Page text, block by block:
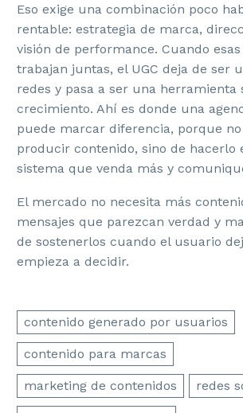
Eso exige una combinación poco
rentable: estrategia de marca,
visión de performance. Cuando
trabajan juntas, el UGC deja de ser
redes y pasa a ser una herramienta
crecimiento. Ahí es donde una
puede marcar diferencia, porque
producir contenido, sino de hacerlo
sistema que venda más y
El mercado no necesita más
mensajes que parezcan verdad y
de sostenerlos cuando el usuario
empieza a decidir.
contenido generado por usuarios
contenido para marcas
marketing de contenidos redes